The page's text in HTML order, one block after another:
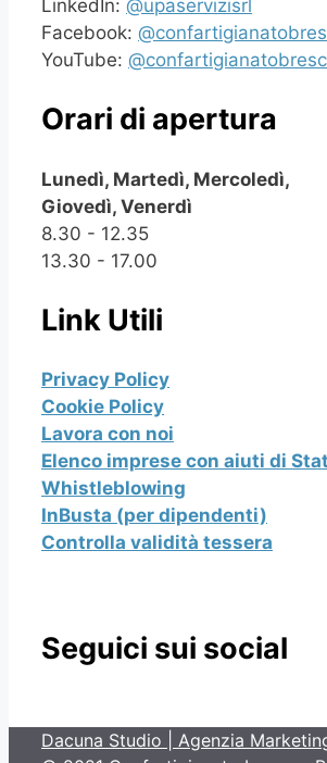
LinkedIn: @upaservizisrl
Facebook:
YouTube:
Orari di apertura
Lunedì, Martedì, Mercoledì,
Giovedì, Venerdì
8.30 - 12.35
13.30 - 17.00
Link Utili
Privacy Policy
Cookie Policy
Lavora con noi
Elenco imprese con aiuti di
Whistleblowing
InBusta (per dipendenti)
Controlla validità tessera
Seguici sui social
Dacuna Studio | Agenzia